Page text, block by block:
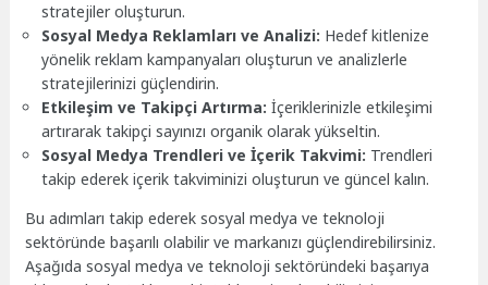
stratejiler oluşturun.
Sosyal Medya Reklamları ve Analizi: Hedef kitlenize
yönelik reklam kampanyaları oluşturun ve analizlerle
stratejilerinizi güçlendirin.
Etkileşim ve Takipçi Artırma: İçeriklerinizle etkileşimi
artırarak takipçi sayınızı organik olarak yükseltin.
Sosyal Medya Trendleri ve İçerik Takvimi: Trendleri
takip ederek içerik takviminizi oluşturun ve güncel kalın.
Bu adımları takip ederek sosyal medya ve teknoloji
sektöründe başarılı olabilir ve markanızı güçlendirebilirsiniz.
Aşağıda sosyal medya ve teknoloji sektöründeki başarıya